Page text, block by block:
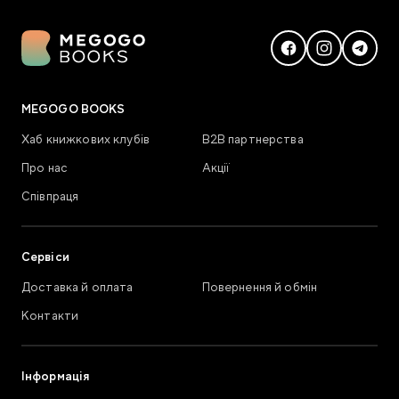
MEGOGO BOOKS
Хаб книжкових клубів
В2В партнерства
Про нас
Акції
Співпраця
Сервіси
Доставка й оплата
Повернення й обмін
Контакти
Інформація